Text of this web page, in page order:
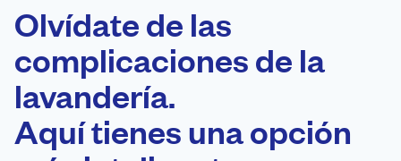
Laundryheap.com
Programa tu recogida
0 min
Recojo y entrega
Abierto 24/7
Olvídate de las
complicaciones de la
lavandería.
Aquí tienes una opción